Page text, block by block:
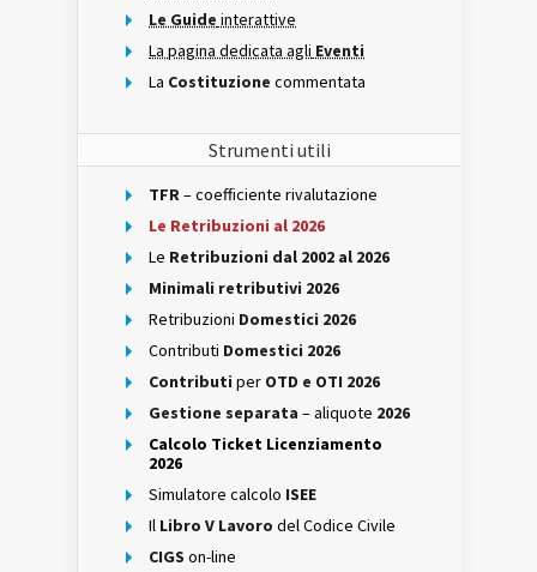
Le Guide interattive
La pagina dedicata agli Eventi
La Costituzione commentata
Strumenti utili
TFR – coefficiente rivalutazione
Le Retribuzioni al 2026
Le Retribuzioni dal 2002 al 2026
Minimali retributivi 2026
Retribuzioni Domestici 2026
Contributi Domestici 2026
Contributi per OTD e OTI 2026
Gestione separata – aliquote 2026
Calcolo Ticket Licenziamento
2026
Simulatore calcolo ISEE
Il Libro V Lavoro del Codice Civile
CIGS on-line